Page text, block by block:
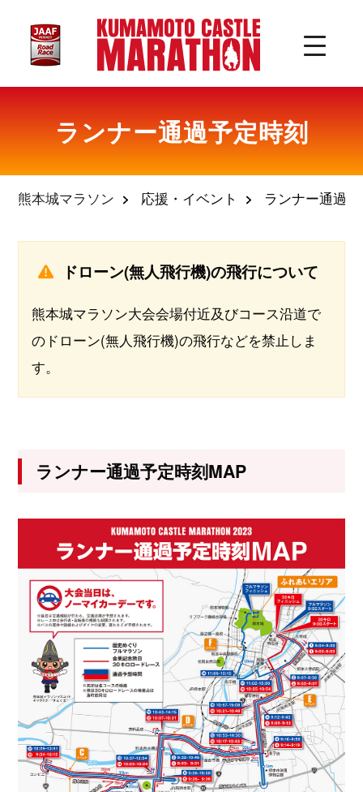
ランナー通過予定時刻
熊本城マラソン 応援・イベント ランナー通過
ドローン(無人飛行機)の飛行について
熊本城マラソン大会会場付近及びコース沿道で
のドローン(無人飛行機)の飛行などを禁止しま
す。
ランナー通過予定時刻MAP